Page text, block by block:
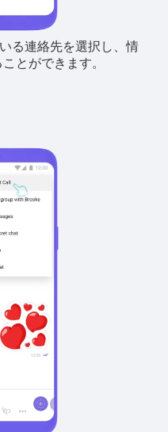
る連絡先を選択し、情
とができます。